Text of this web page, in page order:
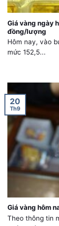
Giá vàng ngày
đồng/lượng
Hôm nay, vào
mức 152,5...
Giá vàng hôm
Theo thông tin
20
Th9